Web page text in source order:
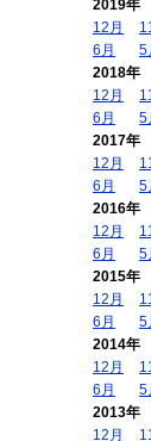
2019年
12月
6月
5
2018年
12月
6月
5
2017年
12月
6月
5
2016年
12月
6月
5
2015年
12月
6月
5
2014年
12月
6月
5
2013年
12月